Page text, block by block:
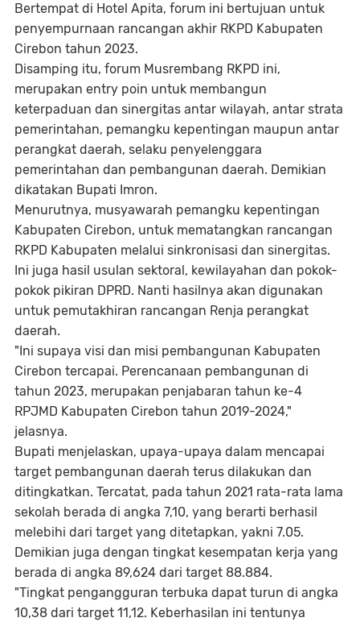
Bertempat di Hotel Apita, forum ini bertujuan untuk
penyempurnaan rancangan akhir RKPD Kabupaten
Cirebon tahun 2023.
Disamping itu, forum Musrembang RKPD ini,
merupakan entry poin untuk membangun
keterpaduan dan sinergitas antar wilayah, antar strata
pemerintahan, pemangku kepentingan maupun antar
perangkat daerah, selaku penyelenggara
pemerintahan dan pembangunan daerah. Demikian
dikatakan Bupati Imron.
Menurutnya, musyawarah pemangku kepentingan
Kabupaten Cirebon, untuk mematangkan rancangan
RKPD Kabupaten melalui sinkronisasi dan sinergitas.
Ini juga hasil usulan sektoral, kewilayahan dan pokok-
pokok pikiran DPRD. Nanti hasilnya akan digunakan
untuk pemutakhiran rancangan Renja perangkat
daerah.
"Ini supaya visi dan misi pembangunan Kabupaten
Cirebon tercapai. Perencanaan pembangunan di
tahun 2023, merupakan penjabaran tahun ke-4
RPJMD Kabupaten Cirebon tahun 2019-2024,"
jelasnya.
Bupati menjelaskan, upaya-upaya dalam mencapai
target pembangunan daerah terus dilakukan dan
ditingkatkan. Tercatat, pada tahun 2021 rata-rata lama
sekolah berada di angka 7,10, yang berarti berhasil
melebihi dari target yang ditetapkan, yakni 7.05.
Demikian juga dengan tingkat kesempatan kerja yang
berada di angka 89,624 dari target 88.884.
"Tingkat pengangguran terbuka dapat turun di angka
10,38 dari target 11,12. Keberhasilan ini tentunya